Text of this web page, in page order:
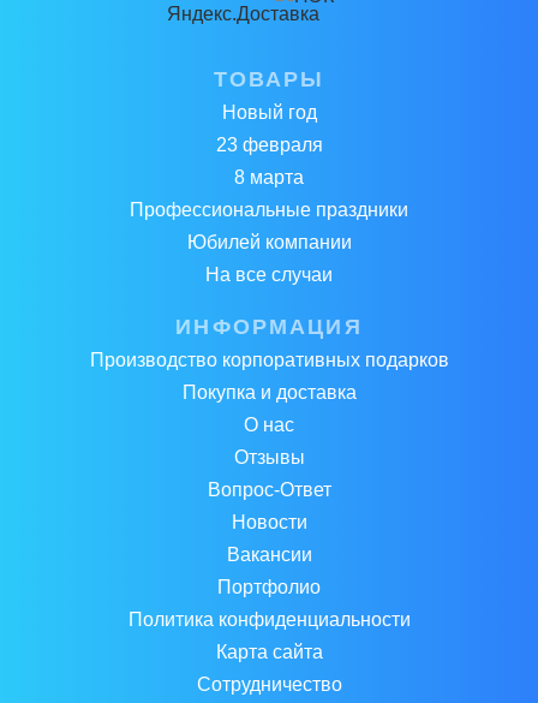
ТОВАРЫ
Новый год
23 февраля
8 марта
Профессиональные праздники
Юбилей компании
На все случаи
ИНФОРМАЦИЯ
Производство корпоративных подарков
Покупка и доставка
О нас
Отзывы
Вопрос-Ответ
Новости
Вакансии
Портфолио
Политика конфиденциальности
Карта сайта
Сотрудничество